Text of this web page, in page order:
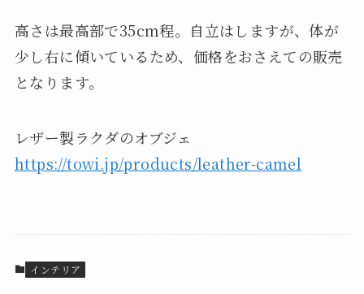
高さは最高部で35cm程。自立はしますが、体が
少し右に傾いているため、価格をおさえての販売
となります。
レザー製ラクダのオブジェ
https://towi.jp/products/leather-camel
インテリア